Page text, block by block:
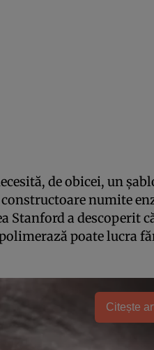
de obicei, un
numite
Stanford a descoperit
poate lucra
Citește